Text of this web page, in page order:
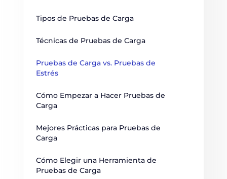
Tipos de Pruebas de Carga
Técnicas de Pruebas de Carga
Pruebas de Carga vs. Pruebas de
Estrés
Cómo Empezar a Hacer Pruebas de
Carga
Mejores Prácticas para Pruebas de
Carga
Cómo Elegir una Herramienta de
Pruebas de Carga